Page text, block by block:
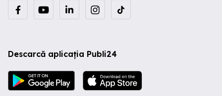
Descarcă aplicația Publi24